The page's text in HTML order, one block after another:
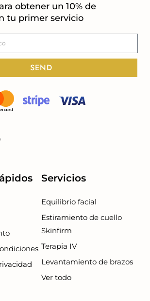
obtener un 10% de
tu primer servicio
SEND
Servicios
Equilibrio facial
Estiramiento de cuello
Skinfirm
Terapia IV
Levantamiento de brazos
Ver todo